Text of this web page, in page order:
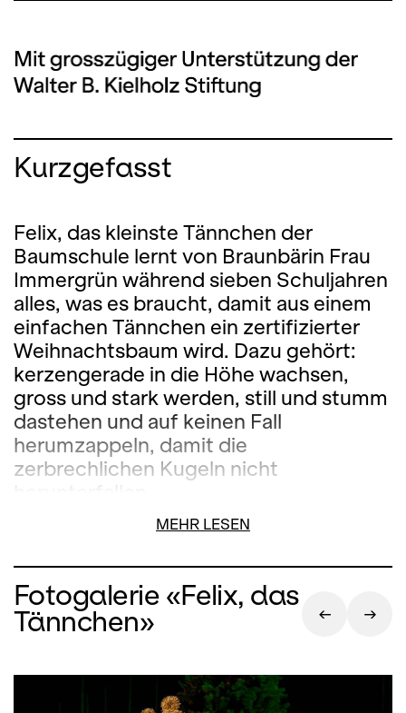
Kurzgefasst
Felix, das kleinste Tännchen der
Baumschule lernt von Braunbärin Frau
Immergrün während sieben Schuljahren
alles, was es braucht, damit aus einem
einfachen Tännchen ein zertifizierter
Weihnachtsbaum wird. Dazu gehört:
kerzengerade in die Höhe wachsen,
gross und stark werden, still und stumm
dastehen und auf keinen Fall
herumzappeln, damit die
zerbrechlichen Kugeln nicht
Felix kann es kaum erwarten, bis er
Weihnachtsbaum ausgewählt wird und
mit ihnen feiern darf. Er liebt es zu
singen und den Spitzmäuschen beim
Da er aber angewurzelt ist, kann er nicht
so tanzen wie sie.
MEHR LESEN
Fotogalerie «Felix, das
Tännchen»